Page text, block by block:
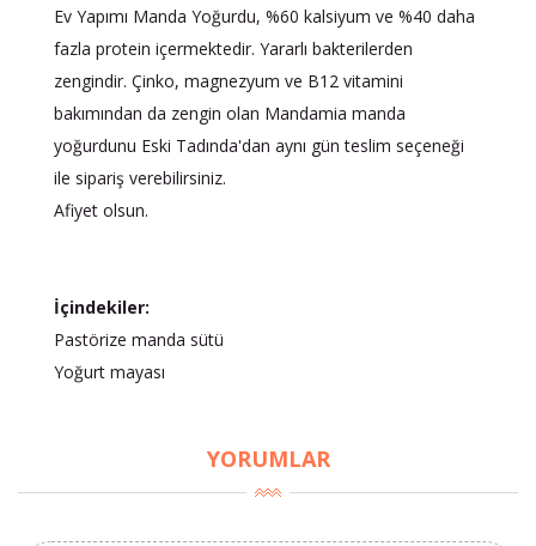
Ev Yapımı Manda Yoğurdu, %60 kalsiyum ve %40 daha
fazla protein içermektedir. Yararlı bakterilerden
zengindir. Çinko, magnezyum ve B12 vitamini
bakımından da zengin olan Mandamia manda
yoğurdunu Eski Tadında'dan aynı gün teslim seçeneği
ile sipariş verebilirsiniz.
Afiyet olsun.
İçindekiler:
Pastörize manda sütü
Yoğurt mayası
YORUMLAR